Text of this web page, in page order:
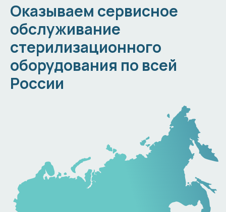
Оказываем сервисное
обслуживание
стерилизационного
оборудования по всей
России